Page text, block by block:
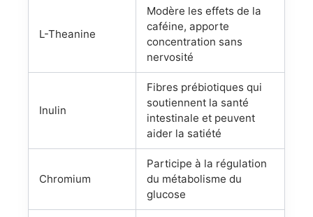
L-Theanine
Modère les effets de la
caféine, apporte
concentration sans
nervosité
Inulin
Fibres prébiotiques qui
soutiennent la santé
intestinale et peuvent
aider la satiété
Chromium
Participe à la régulation
du métabolisme du
glucose